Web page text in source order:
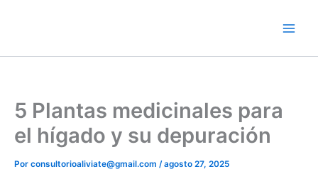
5 Plantas medicinales para
el hígado y su depuración
Por consultorioaliviate@gmail.com /agosto 27, 2025